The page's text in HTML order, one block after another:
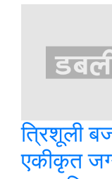
त्रिशूली
एकीकृत